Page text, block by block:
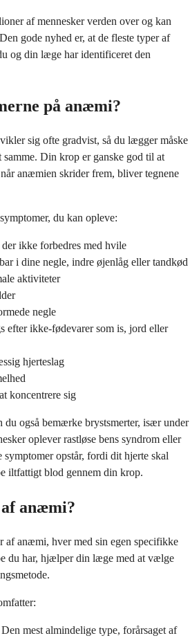
af mennesker verden over og kan
gode nyhed er, at de fleste typer af
og din læge har identificeret den
på anæmi?
sig ofte gradvist, så du lægger måske
Din krop er ganske god til at
anæmien skrider frem, bliver tegnene
du kan opleve:
ikke forbedres med hvile
i dine negle, indre øjenlåg eller tandkød
aktiviteter
negle
efter ikke-fødevarer som is, jord eller
hjerteslag
koncentrere sig
også bemærke brystsmerter, især under
oplever rastløse bens syndrom eller
opstår, fordi dit hjerte skal
iltfattigt blod gennem din krop.
anæmi?
af anæmi, hver med sin egen specifikke
du har, hjælper din læge med at vælge
Den mest almindelige type, forårsaget af